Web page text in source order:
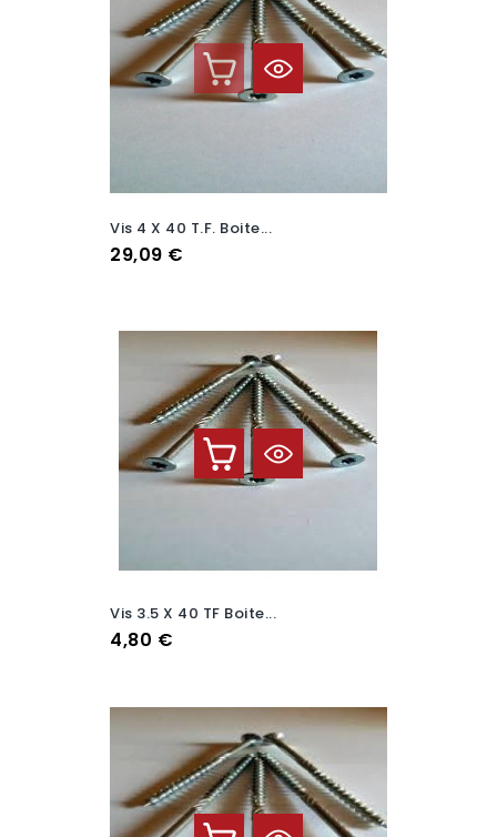
Vis 4 X 40 T.F. Boite...
Prix
29,09 €
Vis 3.5 X 40 TF Boite...
Prix
4,80 €